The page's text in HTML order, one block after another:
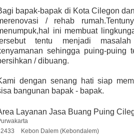
bapak-bapak di Kota Cilegon
/ rehab
ini membuat
tentu menjadi
sehingga puing-puing
/ dibuang.
dengan senang hati siap
bangunan bapak - bapak.
Layanan Jasa Buang Puing
Kebon Dalem (Kebondalem)